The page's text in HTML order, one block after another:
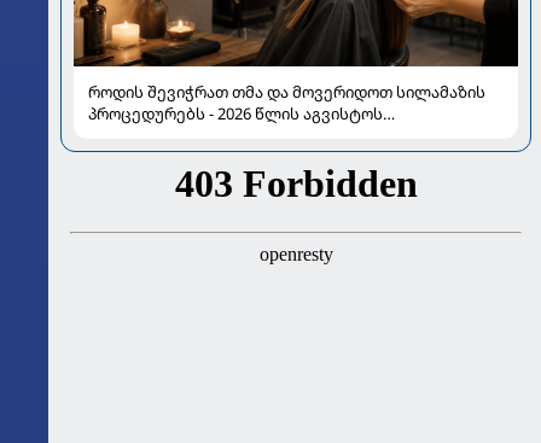
როდის შევიჭრათ თმა და მოვერიდოთ სილამაზის
პროცედურებს - 2026 წლის აგვისტოს